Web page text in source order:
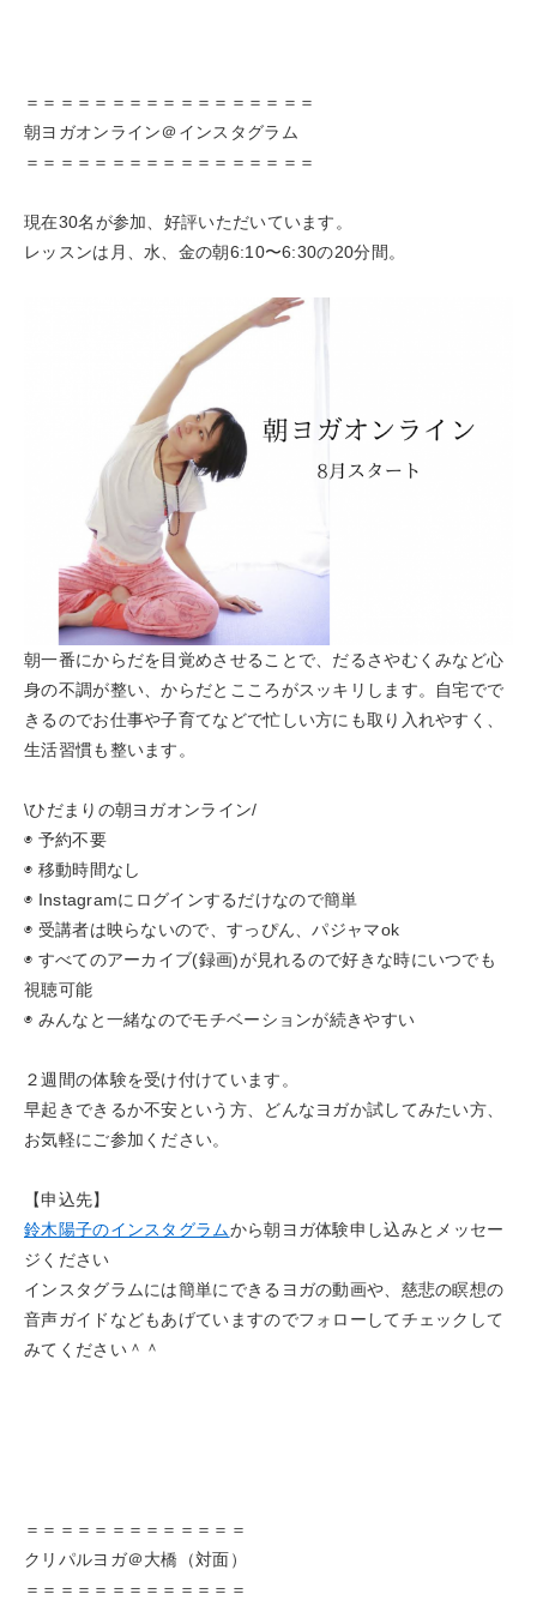
＝＝＝＝＝＝＝＝＝＝＝＝＝＝＝＝＝
朝ヨガオンライン＠インスタグラム
＝＝＝＝＝＝＝＝＝＝＝＝＝＝＝＝＝
現在30名が参加、好評いただいています。
レッスンは月、水、金の朝6:10〜6:30の20分間。
朝一番にからだを目覚めさせることで、だるさやむくみなど心
身の不調が整い、からだとこころがスッキリします。自宅でで
きるのでお仕事や子育てなどで忙しい方にも取り入れやすく、
生活習慣も整います。
\ひだまりの朝ヨガオンライン/
◉ 予約不要
◉ 移動時間なし
◉ Instagramにログインするだけなので簡単
◉ 受講者は映らないので、すっぴん、パジャマok
◉ すべてのアーカイブ(録画)が見れるので好きな時にいつでも
視聴可能
◉ みんなと一緒なのでモチベーションが続きやすい
２週間の体験を受け付けています。
早起きできるか不安という方、どんなヨガか試してみたい方、
お気軽にご参加ください。
【申込先】
鈴木陽子のインスタグラムから朝ヨガ体験申し込みとメッセー
ジください
インスタグラムには簡単にできるヨガの動画や、慈悲の瞑想の
音声ガイドなどもあげていますのでフォローしてチェックして
みてください＾＾
＝＝＝＝＝＝＝＝＝＝＝＝＝
クリパルヨガ＠大橋（対面）
＝＝＝＝＝＝＝＝＝＝＝＝＝